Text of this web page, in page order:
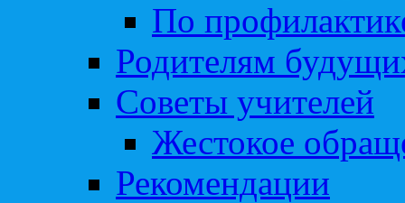
По
Родителям
Советы учителей
Жестокое
Рекомендации